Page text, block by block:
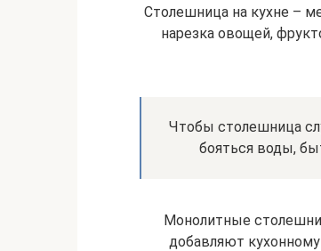
Столешница на кухне –
нарезка овощей,
Чтобы столешница
бояться воды,
Монолитные
добавляют